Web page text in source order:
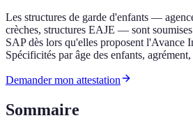
Les structures de garde d'enfants —
crèches, structures EAJE — sont
SAP dès lors qu'elles proposent l'Avance
Spécificités par âge des enfants,
Demander mon attestation
Sommaire